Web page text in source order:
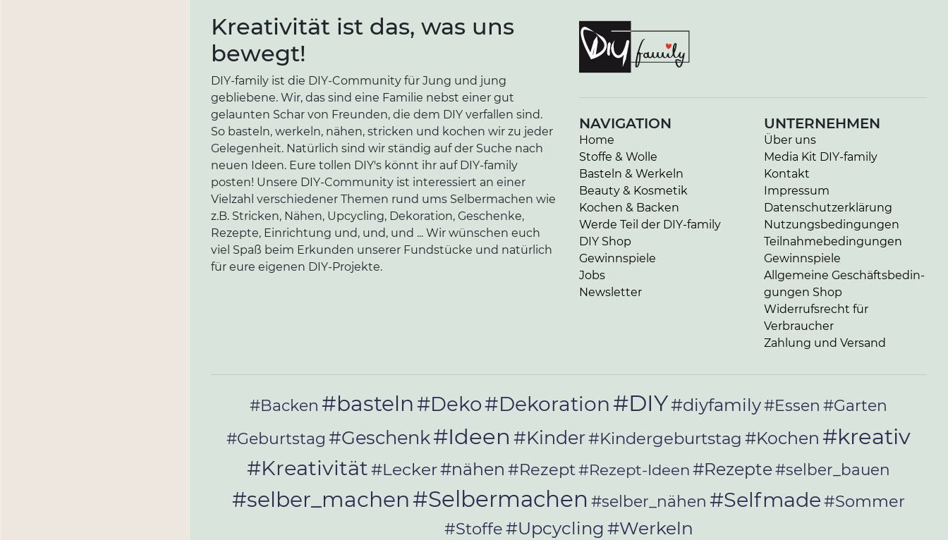
Kreativität ist das, was uns
bewegt!
DIY-family ist die DIY-Community für Jung und jung
gebliebene. Wir, das sind eine Familie nebst einer gut
gelaunten Schar von Freunden, die dem DIY verfallen sind.
So basteln, werkeln, nähen, stricken und kochen wir zu jeder
Gelegenheit. Natürlich sind wir ständig auf der Suche nach
neuen Ideen. Eure tollen DIY's könnt ihr auf DIY-family
posten! Unsere DIY-Community ist interessiert an einer
Vielzahl verschiedener Themen rund ums Selbermachen wie
z.B. Stricken, Nähen, Upcycling, Dekoration, Geschenke,
Rezepte, Einrichtung und, und, und ... Wir wünschen euch
viel Spaß beim Erkunden unserer Fundstücke und natürlich
für eure eigenen DIY-Projekte.
NAVIGATION
Home
Stoffe & Wolle
Basteln & Werkeln
Beauty & Kosmetik
Kochen & Backen
Werde Teil der DIY-family
DIY Shop
Gewinnspiele
Jobs
Newsletter
UNTERNEHMEN
Über uns
Media Kit DIY-family
Kontakt
Impressum
Da­ten­schutz­er­klä­rung
Nut­zungs­be­din­gun­gen
Teil­nah­me­be­din­gun­gen
Gewinnspiele
Allgemeine Ge­schäfts­be­din­
gun­gen Shop
Widerrufsrecht für
Verbraucher
Zahlung und Versand
#Backen #basteln#Deko#Dekoration #DIY#diyfamily#Essen #Garten
#Geburtstag #Geschenk#Ideen #Kinder#Kindergeburtstag #Kochen #kreativ
#Kreativität#Lecker#nähen #Rezept#Rezept-Ideen #Rezepte#selber_bauen
#selber_machen#Selbermachen #selber_nähen #Selfmade#Sommer
#Stoffe#Upcycling #Werkeln